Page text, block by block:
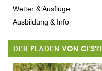
Wetter & Ausflüge
Ausbildung & Info
DER FLADEN VON